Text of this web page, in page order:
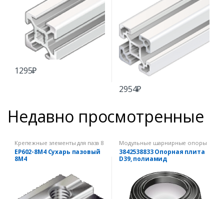
1295₽
2954₽
Недавно просмотренные
Крепежные элементы для паза 8
мм
EP602-8M4 Сухарь пазовый
8М4
Модульные шарнирные опоры
3842538833 Опорная плита
D39, полиамид